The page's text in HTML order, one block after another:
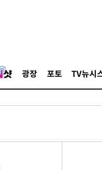
광장 포토 TV뉴시